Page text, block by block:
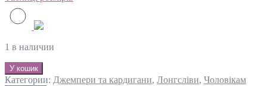
1 в наличии
У кошик
Категории: Джемпери та кардигани, Лонгсліви, Чоловікам